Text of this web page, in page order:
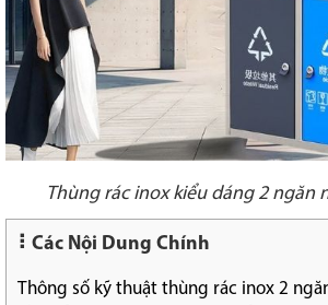
Thùng rác inox kiểu dáng 2 ngăn
Các Nội Dung Chính
Thông số kỹ thuật thùng rác inox 2